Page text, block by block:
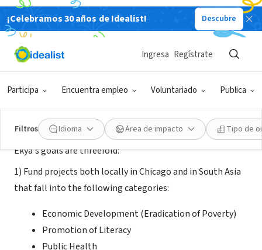
¡Celebramos 30 años de Idealist! Descubre
Participa Encuentra empleo Voluntariado Publica
Ingresa Regístrate
Filtros Idioma Área de impacto Tipo de
ORGANIZACIÓN SIN FIN DE LUCRO
Ekya
Acerca de
Ekya's goals are threefold:
1) Fund projects both locally in Chicago and in South Asia
that fall into the following categories:
Economic Development (Eradication of Poverty)
Promotion of Literacy
Public Health